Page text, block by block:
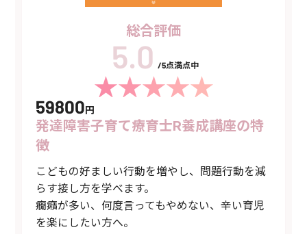
総合評価
/5点満点中
59800円
発達障害子育て療育士R養成講座の特
徴
こどもの好ましい行動を増やし、問題行動を減
らす接し方を学べます。
癇癪が多い、何度言ってもやめない、辛い育児
を楽にしたい方へ。